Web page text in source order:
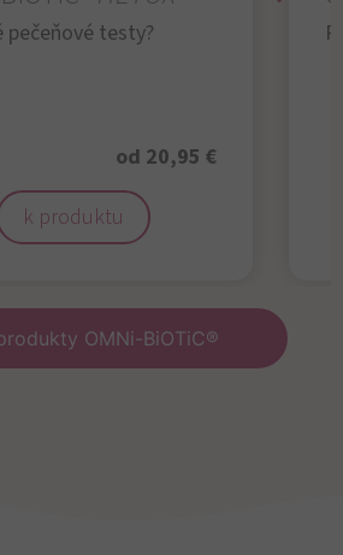
pečeňové testy?
od 20,95 €
k produktu
OMNi-BiOTiC®